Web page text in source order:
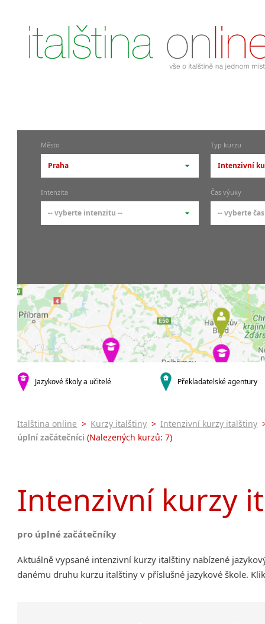
Město
Praha
-- vyberte město --
pražské městské části
Praha 7
Praha 9
Praha 10
krajská města
Brno
Plzeň
malá města podle abecedy
Typ kurzu
Intenzivní
-- vyberte
kurzy s
Online
Letní
Intenzita
-- vyberte intenzitu --
9-14 hodin týdně
20 a více hodin týdně
Čas výuky
-- vyberte
Večerní
Noční
Jazykové školy a učitelé Překladatelské agentury
Italština online > Kurzy italštiny > Intenzivní kurzy italštiny
úplní začátečníci (Nalezených kurzů: 7)
Intenzivní kurzy
pro úplné začátečníky
Aktuálně vypsané intenzivní kurzy italštiny nabízené
danému druhu kurzu italštiny v příslušné jazykové škole.